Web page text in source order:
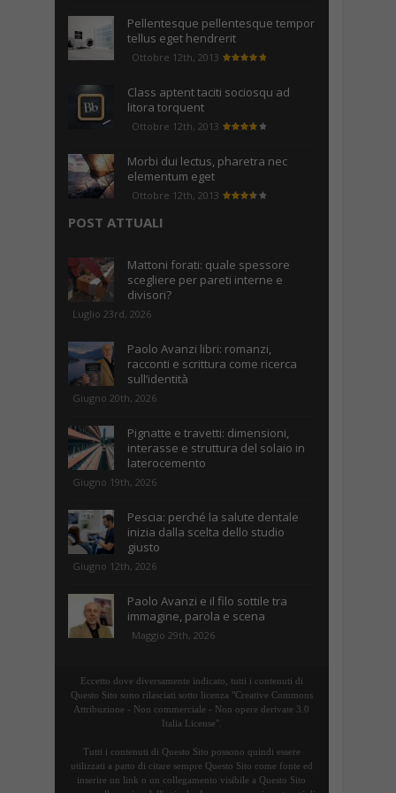
Pellentesque pellentesque tempor
tellus eget hendrerit
Ottobre 12th, 2013
Class aptent taciti sociosqu ad
litora torquent
Ottobre 12th, 2013
Morbi dui lectus, pharetra nec
elementum eget
Ottobre 12th, 2013
POST ATTUALI
Mattoni forati: quale spessore
scegliere per pareti interne e
divisori?
Luglio 23rd, 2026
Paolo Avanzi libri: romanzi,
racconti e scrittura come ricerca
sull’identità
Giugno 20th, 2026
Pignatte e travetti: dimensioni,
interasse e struttura del solaio in
laterocemento
Giugno 19th, 2026
Pescia: perché la salute dentale
inizia dalla scelta dello studio
giusto
Giugno 12th, 2026
Paolo Avanzi e il filo sottile tra
immagine, parola e scena
Maggio 29th, 2026
Eccetto dove diversamente indicato, tutti i contenuti di
Questo Sito sono rilasciati sotto licenza "Creative Commons
Attribuzione - Non commerciale - Non opere derivate 3.0
Italia License".
Tutti i contenuti di Questo Sito possono quindi essere
utilizzati a patto di citare sempre Questo Sito come fonte ed
inserire un link o un collegamento visibile a Questo Sito